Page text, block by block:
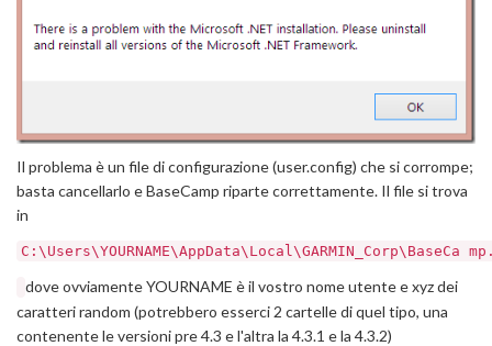
Il problema è un file di configurazione (user.config) che si corrompe;
basta cancellarlo e BaseCamp riparte correttamente. Il file si trova
in
C:\Users\YOURNAME\AppData\Local\GARMIN_Corp\BaseCa
dove ovviamente YOURNAME è il vostro nome utente e xyz dei
caratteri random (potrebbero esserci 2 cartelle di quel tipo, una
contenente le versioni pre 4.3 e l'altra la 4.3.1 e la 4.3.2)